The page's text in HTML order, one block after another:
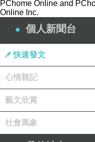
PChome Online and
Online Inc.
個人新聞台
快速發文
心情雜記
藝文欣賞
社會萬象